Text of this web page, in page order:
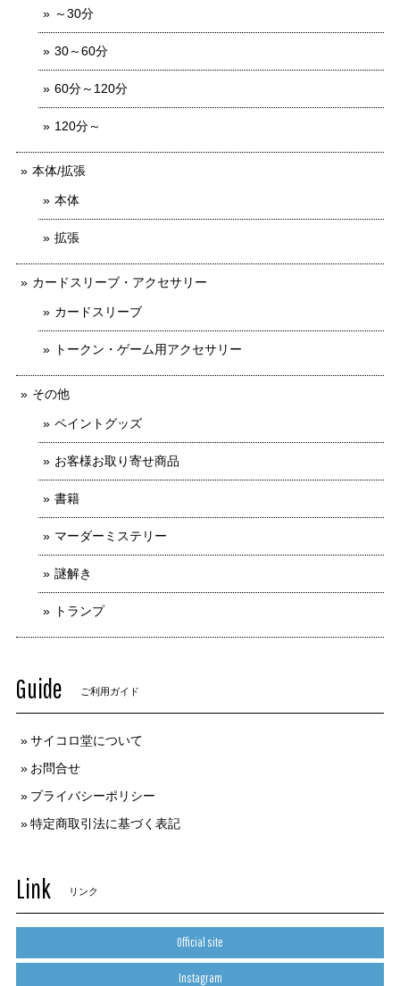
～30分
30～60分
60分～120分
120分～
本体/拡張
本体
拡張
カードスリーブ・アクセサリー
カードスリーブ
トークン・ゲーム用アクセサリー
その他
ペイントグッズ
お客様お取り寄せ商品
書籍
マーダーミステリー
謎解き
トランプ
Guide ご利用ガイド
サイコロ堂について
お問合せ
プライバシーポリシー
特定商取引法に基づく表記
Link リンク
Official site
Instagram